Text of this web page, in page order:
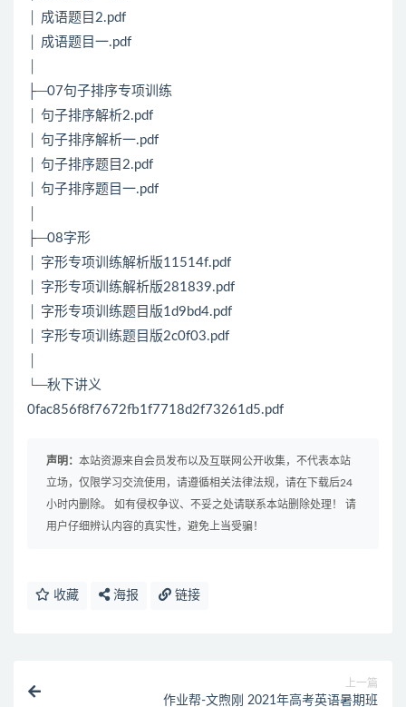
│ 成语题目2.pdf
│ 成语题目一.pdf
├─07句子排序专项训练
│ 句子排序解析2.pdf
│ 句子排序解析一.pdf
│ 句子排序题目2.pdf
│ 句子排序题目一.pdf
├─08字形
│ 字形专项训练解析版11514f.pdf
│ 字形专项训练解析版281839.pdf
│ 字形专项训练题目版1d9bd4.pdf
│ 字形专项训练题目版2c0f03.pdf
└─秋下讲义
0fac856f8f7672fb1f7718d2f73261d5.pdf
声明： 本站资源来自会员发布以及互联网公开收集，不代表本站
立场，仅限学习交流使用，请遵循相关法律法规，请在下载后24
小时内删除。 如有侵权争议、不妥之处请联系本站删除处理！ 请
用户仔细辨认内容的真实性，避免上当受骗！
收藏 海报 链接
上一篇
作业帮-文煦刚 2021年高考英语暑期班